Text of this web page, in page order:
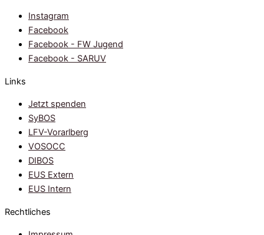
Instagram
Facebook
Facebook - FW Jugend
Facebook - SARUV
Links
Jetzt spenden
SyBOS
LFV-Vorarlberg
VOSOCC
DIBOS
EUS Extern
EUS Intern
Rechtliches